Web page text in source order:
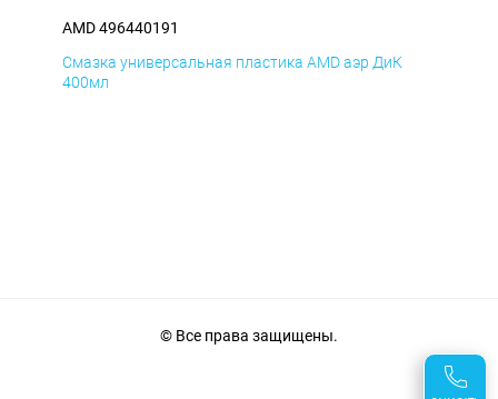
AMD 496440191
Смазка универсальная пластика AMD аэр ДиК
400мл
© Все права защищены.